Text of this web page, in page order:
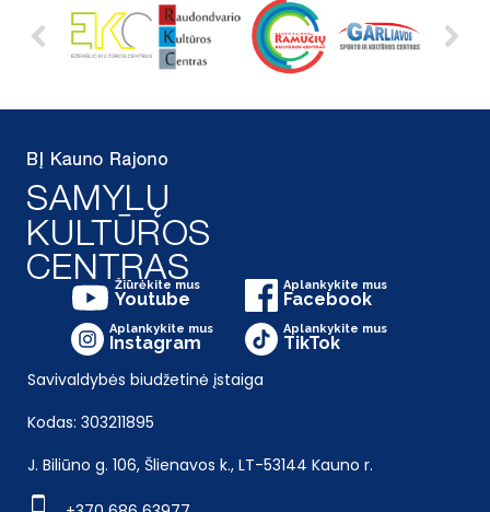
Žiūrėkite mus
Youtube
Aplankykite mus
Facebook
Aplankykite mus
Instagram
Aplankykite mus
TikTok
Savivaldybės biudžetinė įstaiga
Kodas: 303211895
J. Biliūno g. 106, Šlienavos k., LT-53144 Kauno r.